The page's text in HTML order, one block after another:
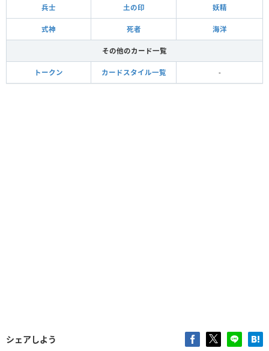
兵士 土の印 妖精
式神 死者 海洋
その他のカード一覧
トークン カードスタイル一覧 -
シェアしよう